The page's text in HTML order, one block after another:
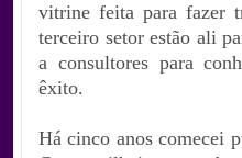
vitrine feita para fazer
terceiro setor estão ali
a consultores para
êxito.
Há cinco anos comecei